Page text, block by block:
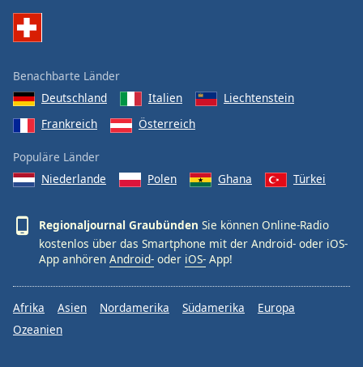
Benachbarte Länder
Deutschland
Italien
Liechtenstein
Frankreich
Österreich
Populäre Länder
Niederlande
Polen Ghana Türkei
Regionaljournal Graubünden Sie können Online-Radio
kostenlos über das Smartphone mit der Android- oder iOS-
App anhören Android- oder iOS- App!
Afrika Asien Nordamerika Südamerika
Europa
Ozeanien